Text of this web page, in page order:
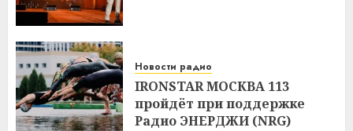
Новости радио
IRONSTAR МОСКВА 113
пройдёт при поддержке
Радио ЭНЕРДЖИ (NRG)